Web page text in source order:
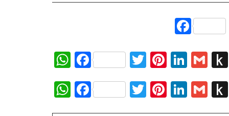
WhatsApp
FacebookTwitter
Pinterest
WhatsApp
FacebookTwitter
Pinterest